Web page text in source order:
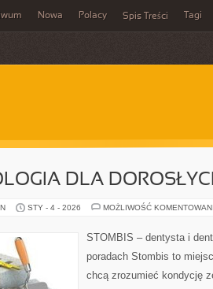
Nowa Polacy Spis Treści Tagi
DLA
STY - 4 - 2026 MOŻLIWOŚĆ
STOMBIS – dentysta i
poradach Stombis to
chcą zrozumieć kondycję